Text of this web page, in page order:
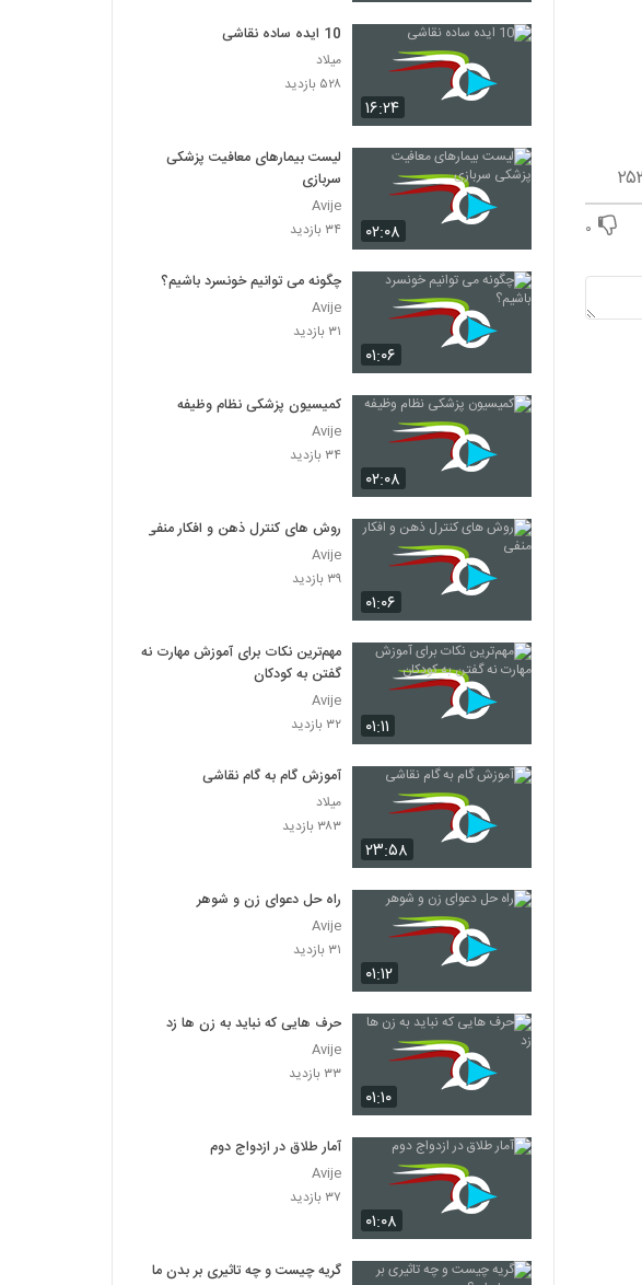
۰
۱۶:۲۴
10 ایده ساده نقاشی
میلاد
۵۲۸ بازدید
۰۲:۰۸
لیست بیمارهای معافیت پزشکی
سربازی
Avije
۳۴ بازدید
۰۱:۰۶
چگونه می توانیم خونسرد باشیم؟
Avije
۳۱ بازدید
۰۲:۰۸
کمیسیون پزشکی نظام وظیفه
Avije
۳۴ بازدید
۰۱:۰۶
روش های کنترل ذهن و افکار منفی
Avije
۳۹ بازدید
۰۱:۱۱
مهم‌ترین نکات برای آموزش مهارت نه
گفتن به کودکان
Avije
۳۲ بازدید
۲۳:۵۸
آموزش گام به گام نقاشی
میلاد
۳۸۳ بازدید
۰۱:۱۲
راه حل دعوای زن و شوهر
Avije
۳۱ بازدید
۰۱:۱۰
حرف هایی که نباید به زن ها زد
Avije
۳۳ بازدید
۰۱:۰۸
آمار طلاق در ازدواج دوم
Avije
۳۷ بازدید
گریه چیست و چه تاثیری بر بدن ما